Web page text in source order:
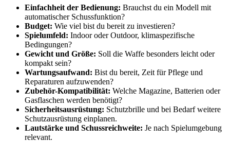
Einfachheit der Bedienung: Brauchst du ein Modell mit
automatischer Schussfunktion?
Budget: Wie viel bist du bereit zu investieren?
Spielumfeld: Indoor oder Outdoor, klimaspezifische
Bedingungen?
Gewicht und Größe: Soll die Waffe besonders leicht oder
kompakt sein?
Wartungsaufwand: Bist du bereit, Zeit für Pflege und
Reparaturen aufzuwenden?
Zubehör-Kompatibilität: Welche Magazine, Batterien oder
Gasflaschen werden benötigt?
Sicherheitsausrüstung: Schutzbrille und bei Bedarf weitere
Schutzausrüstung einplanen.
Lautstärke und Schussreichweite: Je nach Spielumgebung
relevant.